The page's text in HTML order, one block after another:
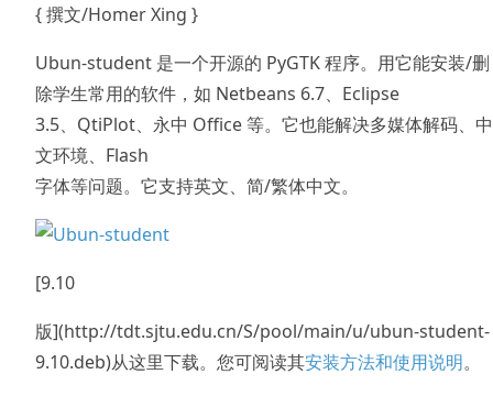
{ 撰文/Homer Xing }
Ubun-student 是一个开源的 PyGTK 程序。用它能安装/删
除学生常用的软件，如 Netbeans 6.7、Eclipse
3.5、QtiPlot、永中 Office 等。它也能解决多媒体解码、中
文环境、Flash
字体等问题。它支持英文、简/繁体中文。
[9.10
版](http://tdt.sjtu.edu.cn/S/pool/main/u/ubun-student-
9.10.deb)从这里下载。您可阅读其安装方法和使用说明。